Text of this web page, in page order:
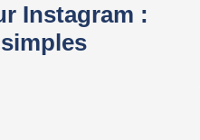
Instagram :